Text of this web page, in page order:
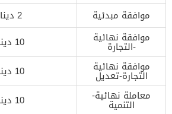
موافقة مبدئية
2 دينار بحريني
موافقة نهائية
-التجارة
10 دينار بحريني
موافقة نهائية
التجارة-تعديل
10 دينار بحريني
معاملة نهائية-
التنمية
10 دينار بحريني